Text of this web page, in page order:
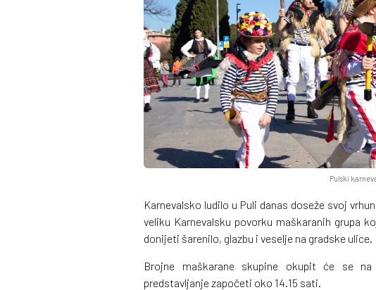
Pulski
Karnevalsko ludilo u Puli danas doseže svoj
veliku Karnevalsku povorku maškaranih grupa
donijeti šarenilo, glazbu i veselje na gradske ulice.
Brojne maškarane skupine okupit će se
predstavljanje započeti oko 14.15 sati.